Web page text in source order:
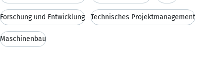
Forschung und Entwicklung Technisches Projektmanagement
Maschinenbau